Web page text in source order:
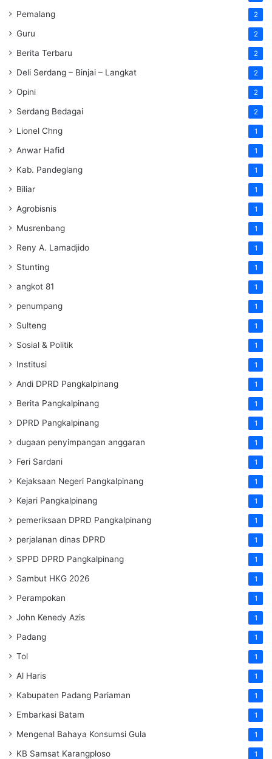
Pemalang 2
Guru 2
Berita Terbaru 2
Deli Serdang – Binjai – Langkat 2
Opini 2
Serdang Bedagai 2
Lionel Chng 1
Anwar Hafid 1
Kab. Pandeglang 1
Biliar 1
Agrobisnis 1
Musrenbang 1
Reny A. Lamadjido 1
Stunting 1
angkot 81 1
penumpang 1
Sulteng 1
Sosial & Politik 1
Institusi 1
Andi DPRD Pangkalpinang 1
Berita Pangkalpinang 1
DPRD Pangkalpinang 1
dugaan penyimpangan anggaran 1
Feri Sardani 1
Kejaksaan Negeri Pangkalpinang 1
Kejari Pangkalpinang 1
pemeriksaan DPRD Pangkalpinang 1
perjalanan dinas DPRD 1
SPPD DPRD Pangkalpinang 1
Sambut HKG 2026 1
Perampokan 1
John Kenedy Azis 1
Padang 1
Tol 1
Al Haris 1
Kabupaten Padang Pariaman 1
Embarkasi Batam 1
Mengenal Bahaya Konsumsi Gula 1
KB Samsat Karangploso 1